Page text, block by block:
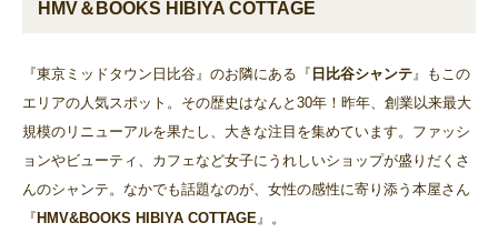
HMV＆BOOKS HIBIYA COTTAGE
『東京ミッドタウン日比谷』のお隣にある『 日比谷シャンテ 』もこの
エリアの人気スポット。その歴史はなんと30年！昨年、創業以来最大
規模のリニューアルを果たし、大きな注目を集めています。ファッシ
ョンやビューティ、カフェなど女子にうれしいショップが盛りだくさ
んのシャンテ。なかでも話題なのが、女性の感性に寄り添う本屋さん
『 HMV&BOOKS HIBIYA COTTAGE 』。